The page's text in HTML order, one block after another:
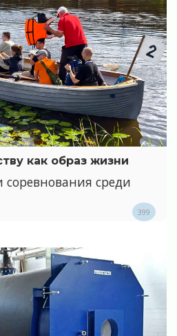
как образ жизни
среди
399